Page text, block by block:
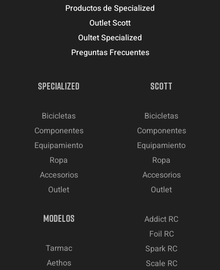
Productos de Specialized
Outlet Scott
Oultet Specialized
Preguntas Frecuentes
SPECIALIZED
Bicicletas
Componentes
Equipamiento
Ropa
Accesorios
Outlet
SCOTT
Bicicletas
Componentes
Equipamiento
Ropa
Accesorios
Outlet
MODELOS
Tarmac
Aethos
Addict RC
Foil RC
Spark RC
Scale RC